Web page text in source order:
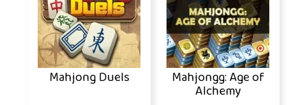
Mahjong Duels Mahjongg: Age of
Alchemy